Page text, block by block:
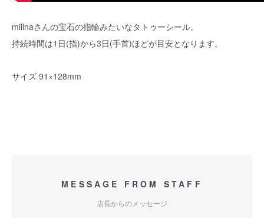
millnaさんの宝石の指輪みたいなタトゥーシール。
持続時間は1日(指)から3日(手首)ほどが目安となります。
サイズ 91×128mm
MESSAGE FROM STAFF
店長からのメッセージ